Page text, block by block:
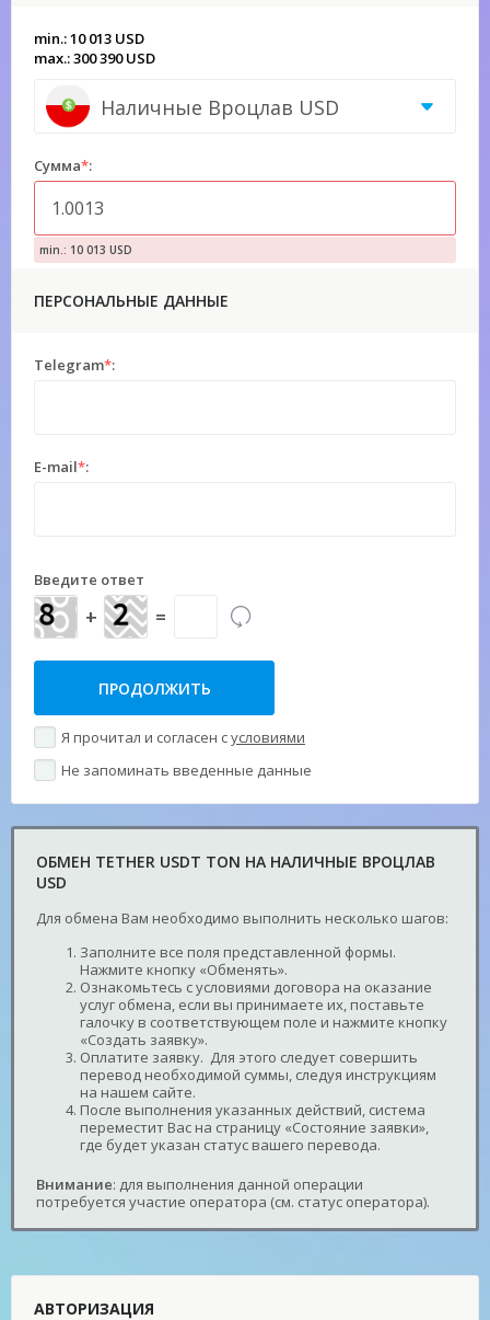
min.: 10 013 USD
max.: 300 390 USD
Наличные Вроцлав USD
Сумма*:
min.: 10 013 USD
ПЕРСОНАЛЬНЫЕ ДАННЫЕ
Telegram*:
E-mail*:
Введите ответ
+ =
Я прочитал и согласен сусловиями
Не запоминать введенные данные
ОБМЕН TETHER USDT TON НА НАЛИЧНЫЕ ВРОЦЛАВ
USD
Для обмена Вам необходимо выполнить несколько шагов:
Заполните все поля представленной формы.
Нажмите кнопку «Обменять».
Ознакомьтесь с условиями договора на оказание
услуг обмена, если вы принимаете их, поставьте
галочку в соответствующем поле и нажмите кнопку
«Создать заявку».
Оплатите заявку. Для этого следует совершить
перевод необходимой суммы, следуя инструкциям
на нашем сайте.
После выполнения указанных действий, система
переместит Вас на страницу «Состояние заявки»,
где будет указан статус вашего перевода.
Внимание: для выполнения данной операции
потребуется участие оператора (см. статус оператора).
АВТОРИЗАЦИЯ